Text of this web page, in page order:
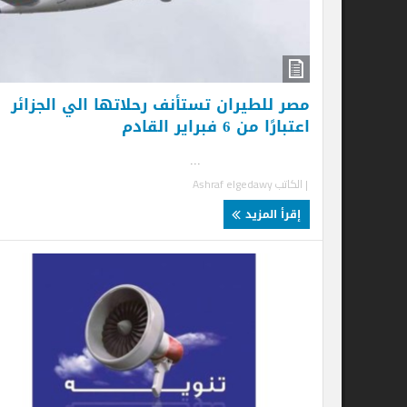
مصر للطيران تستأنف رحلاتها الي الجزائر
اعتبارًا من 6 فبراير القادم
Ashraf elgedawy